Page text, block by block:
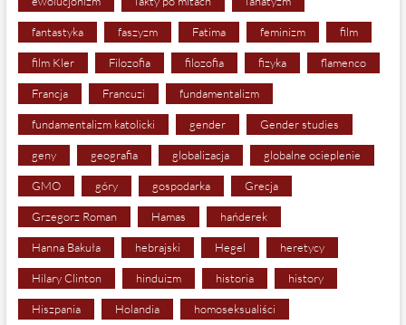
fantastyka faszyzm Fatima feminizm film
film Kler Filozofia filozofia fizyka flamenco
Francja Francuzi fundamentalizm
fundamentalizm katolicki gender Gender studies
geny geografia globalizacja globalne ocieplenie
GMO góry gospodarka Grecja
Grzegorz Roman Hamas hańderek
Hanna Bakuła hebrajski Hegel heretycy
Hilary Clinton hinduizm historia history
Hiszpania Holandia homoseksualiści